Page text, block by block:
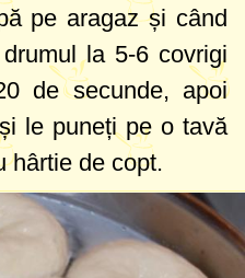
pe aragaz și când
la 5-6 covrigi
de secunde, apoi
le puneți pe o tavă
hârtie de copt.